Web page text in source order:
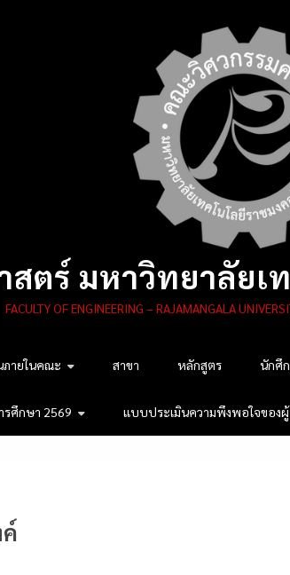
ตร์ มหาวิทยาลัยเ
FACULTY OF ENGINEERING – RAJAMANGALA
ภายในคณะ สาขา หลักสูตร นักศึ
ศึกษา 2569 แบบประเมินความพึงพอใจของ